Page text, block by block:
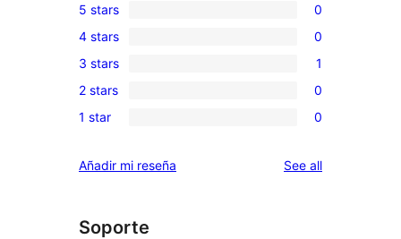
0
5-
star
reviews
5 stars 0
0
4-
star
reviews
4 stars 0
1
3-
star
3 stars 1
0
2-
reviews
2 stars 0
0
star
1 star 0
Añadir mi reseña See allreviews
Soporte